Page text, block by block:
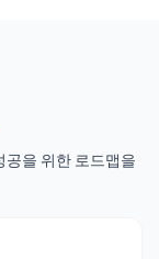
공을 위한 로드맵을